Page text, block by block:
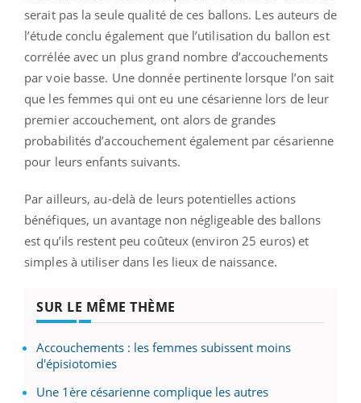
serait pas la seule qualité de ces ballons. Les auteurs de
l’étude conclu également que l’utilisation du ballon est
corrélée avec un plus grand nombre d’accouchements
par voie basse. Une donnée pertinente lorsque l’on sait
que les femmes qui ont eu une césarienne lors de leur
premier accouchement, ont alors de grandes
probabilités d’accouchement également par césarienne
pour leurs enfants suivants.
Par ailleurs, au-delà de leurs potentielles actions
bénéfiques, un avantage non négligeable des ballons
est qu’ils restent peu coûteux (environ 25 euros) et
simples à utiliser dans les lieux de naissance.
SUR LE MÊME THÈME
Accouchements : les femmes subissent moins
d'épisiotomies
Une 1ère césarienne complique les autres